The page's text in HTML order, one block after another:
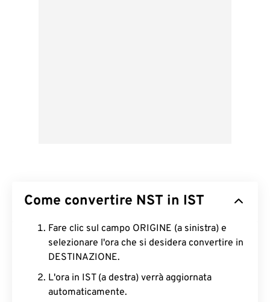
Come convertire NST in IST
Fare clic sul campo ORIGINE (a sinistra) e
selezionare l'ora che si desidera convertire in
DESTINAZIONE.
L'ora in IST (a destra) verrà aggiornata
automaticamente.